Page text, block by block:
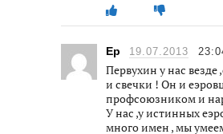
Ер 19.07.2013
Первухин у нас
и свечки ! Он и
профсоюзником и
У нас ,у истинных
много имен , мы